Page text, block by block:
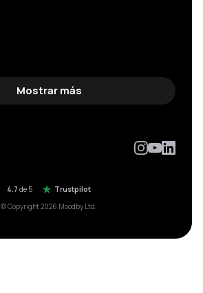
Mostrar más
4.7 de 5
Trustpilot
© Copyright 2026 Moodby Ltd.